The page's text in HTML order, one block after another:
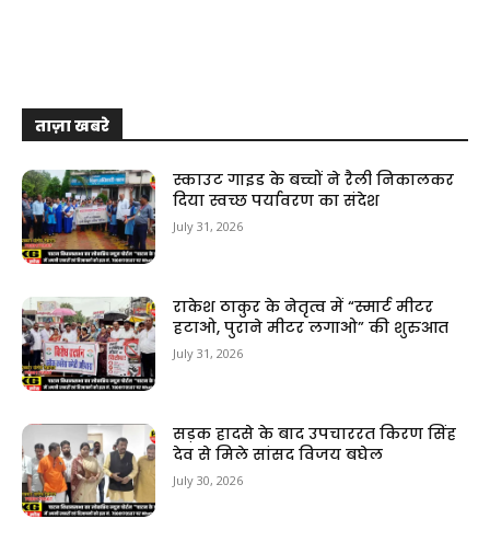
ताज़ा खबरे
स्काउट गाइड के बच्चों ने रैली निकालकर
दिया स्वच्छ पर्यावरण का संदेश
July 31, 2026
राकेश ठाकुर के नेतृत्व में “स्मार्ट मीटर
हटाओ, पुराने मीटर लगाओ” की शुरुआत
July 31, 2026
सड़क हादसे के बाद उपचाररत किरण सिंह
देव से मिले सांसद विजय बघेल
July 30, 2026